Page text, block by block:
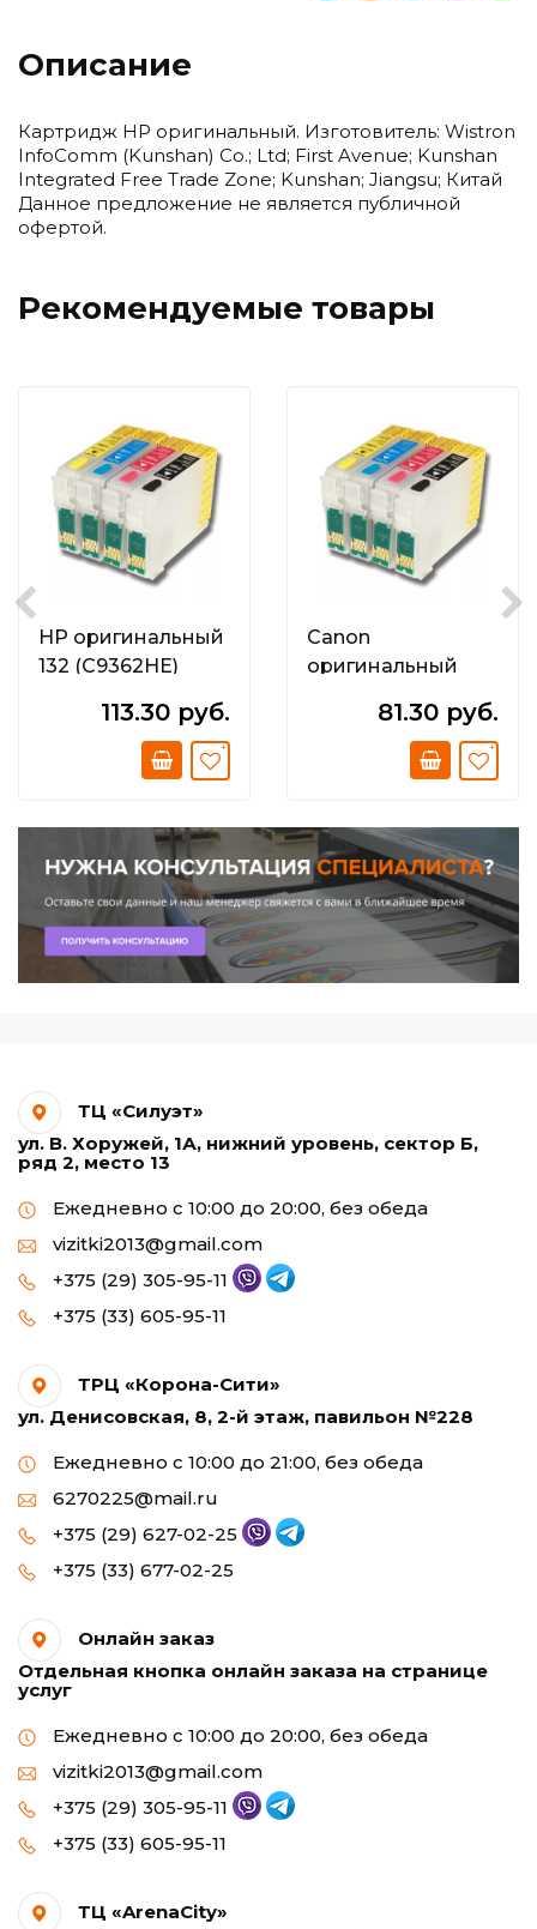
Описание
Картридж HP оригинальный. Изготовитель: Wistron
InfoComm (Kunshan) Co.; Ltd; First Avenue; Kunshan
Integrated Free Trade Zone; Kunshan; Jiangsu; Китай
Данное предложение не является публичной
офертой.
Рекомендуемые товары
HP оригинальный
132 (C9362HE)
113.30 руб.
Canon
оригинальный
81.30 руб.
ТЦ «Силуэт»
ул. В. Хоружей, 1А, нижний уровень, сектор Б,
ряд 2, место 13
Ежедневно с 10:00 до 20:00, без обеда
vizitki2013@gmail.com
+375 (29) 305-95-11
+375 (33) 605-95-11
ТРЦ «Корона-Сити»
ул. Денисовская, 8, 2-й этаж, павильон №228
Ежедневно с 10:00 до 21:00, без обеда
6270225@mail.ru
+375 (29) 627-02-25
+375 (33) 677-02-25
Онлайн заказ
Отдельная кнопка онлайн заказа на странице
услуг
Ежедневно с 10:00 до 20:00, без обеда
vizitki2013@gmail.com
+375 (29) 305-95-11
+375 (33) 605-95-11
ТЦ «ArenaCity»